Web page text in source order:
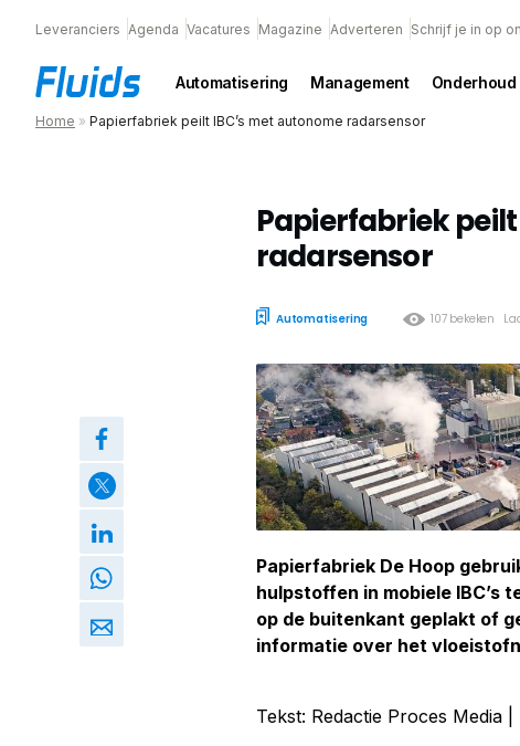
Leveranciers Agenda Vacatures Magazine Adverteren Schrijf je in op
Automatisering Management Onderhoud
Home » Papierfabriek peilt IBC’s met autonome radarsensor
Papierfabriek
radarsensor
Automatisering 107 bekeken
Papierfabriek De Hoop
hulpstoffen in mobiele IBC’s
op de buitenkant geplakt of
informatie over het
Tekst: Redactie Proces Media